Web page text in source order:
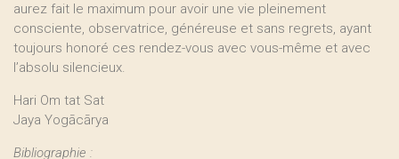
aurez fait le maximum pour avoir une vie pleinement
consciente, observatrice, généreuse et sans regrets, ayant
toujours honoré ces rendez-vous avec vous-même et avec
l’absolu silencieux.
Hari Om tat Sat
Jaya Yogācārya
Bibliographie :